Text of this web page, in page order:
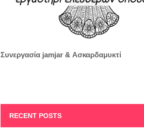
Συνεργασία jamjar & Ασκαρδαμυκτί
RECENT POSTS